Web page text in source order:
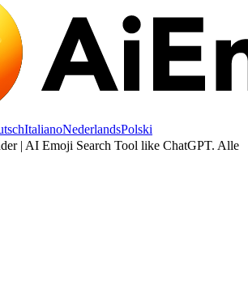
ItalianoNederlandsPolski
| AI Emoji Search Tool like ChatGPT. Alle